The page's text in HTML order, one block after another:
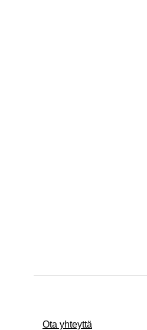
Ota yhteyttä